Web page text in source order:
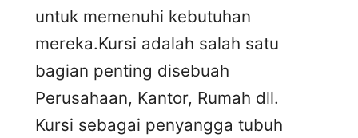
untuk memenuhi kebutuhan
mereka.Kursi adalah salah satu
bagian penting disebuah
Perusahaan, Kantor, Rumah dll.
Kursi sebagai penyangga tubuh